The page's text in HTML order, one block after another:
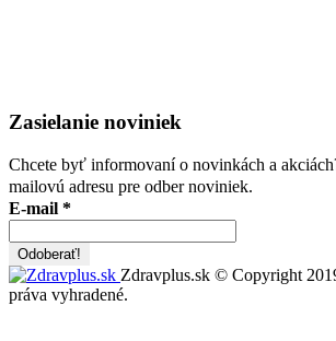
Zasielanie noviniek
Chcete byť informovaní o novinkách a
mailovú adresu pre odber noviniek.
E-mail *
Zdravplus.sk © Copyright
práva vyhradené.